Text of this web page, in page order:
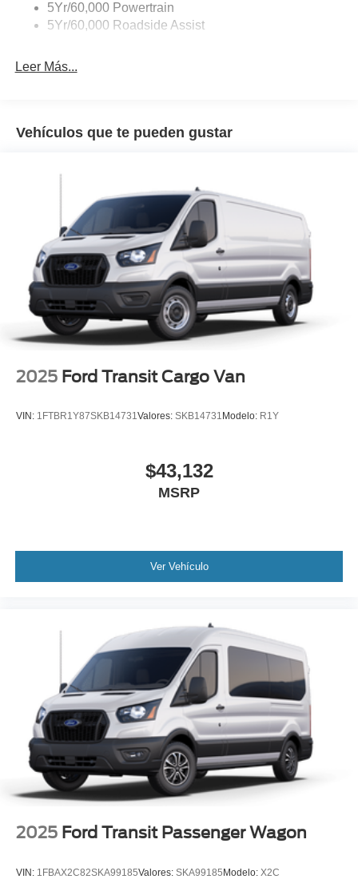
5Yr/60,000 Powertrain
5Yr/60,000 Roadside Assist
Leer Más...
Vehículos que te pueden gustar
2025 Ford Transit Cargo Van
VIN: 1FTBR1Y87SKB14731Valores: SKB14731 Modelo: R1Y
$43,132
MSRP
Ver Vehículo
2025 Ford Transit Passenger Wagon
VIN: 1FBAX2C82SKA99185Valores: SKA99185Modelo: X2C